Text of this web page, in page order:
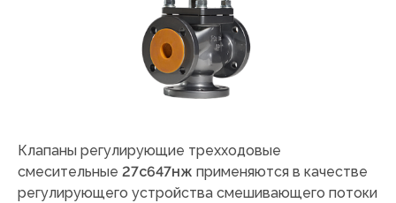
Клапаны регулирующие трехходовые
смесительные 27с647нж применяются в качестве
регулирующего устройства смешивающего потоки